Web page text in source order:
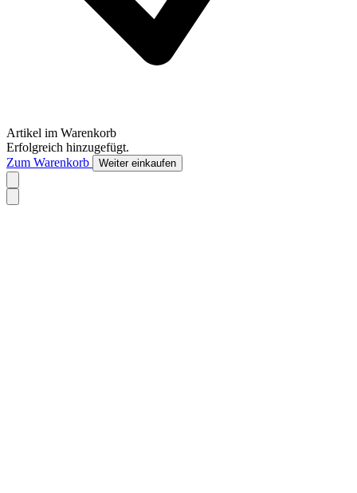
Artikel im Warenkorb
Erfolgreich hinzugefügt.
Zum Warenkorb
Weiter einkaufen